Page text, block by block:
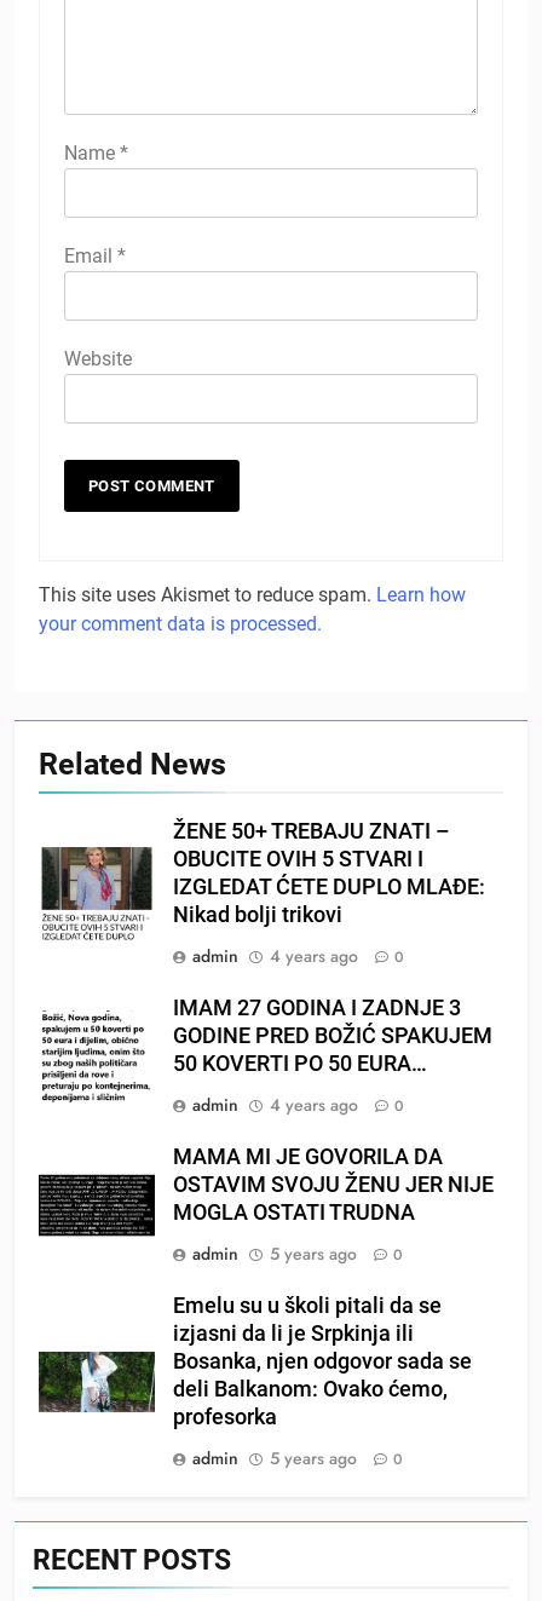
Name *
Email *
Website
This site uses Akismet to reduce spam. Learn how
your comment data is processed.
Related News
ŽENE 50+ TREBAJU ZNATI –
OBUCITE OVIH 5 STVARI I
IZGLEDAT ĆETE DUPLO MLAĐE:
Nikad bolji trikovi
admin
4 years ago 0
IMAM 27 GODINA I ZADNJE 3
GODINE PRED BOŽIĆ SPAKUJEM
50 KOVERTI PO 50 EURA…
admin
4 years ago 0
MAMA MI JE GOVORILA DA
OSTAVIM SVOJU ŽENU JER NIJE
MOGLA OSTATI TRUDNA
admin
5 years ago 0
Emelu su u školi pitali da se
izjasni da li je Srpkinja ili
Bosanka, njen odgovor sada se
deli Balkanom: Ovako ćemo,
profesorka
admin
5 years ago 0
RECENT POSTS